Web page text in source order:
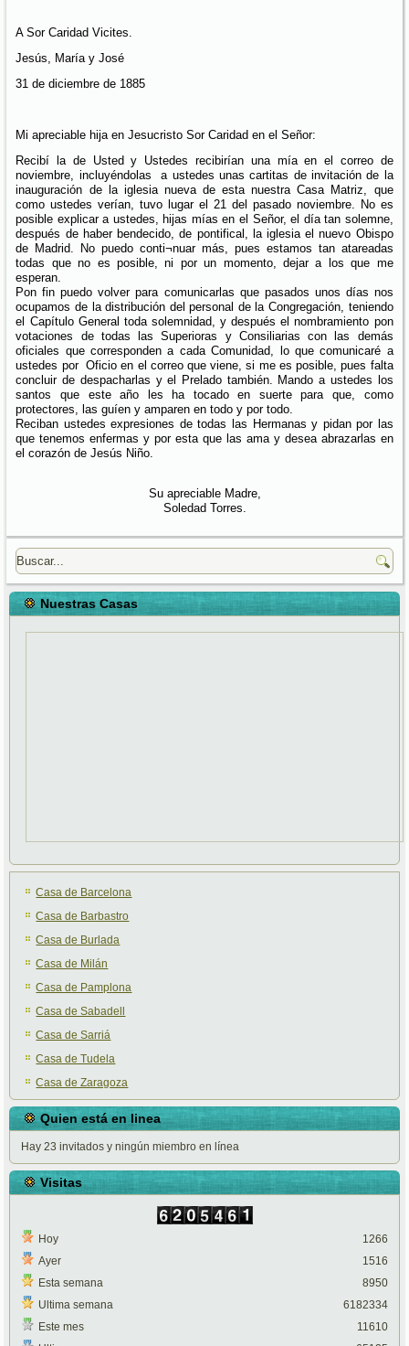
A Sor Caridad Vicites.
Jesús, María y José
31 de diciembre de 1885
Mi apreciable hija en Jesucristo Sor Caridad en el Señor:
Recibí la de Usted y Ustedes recibirían una mía en el correo de
noviembre, incluyéndolas a ustedes unas cartitas de invitación de la
inauguración de la iglesia nueva de esta nuestra Casa Matriz, que
como ustedes verían, tuvo lugar el 21 del pasado noviembre. No es
posible explicar a ustedes, hijas mías en el Señor, el día tan solemne,
después de haber bendecido, de pontifical, la iglesia el nuevo Obispo
de Madrid. No puedo conti¬nuar más, pues estamos tan atareadas
todas que no es posible, ni por un momento, dejar a los que me
esperan.
Pon fin puedo volver para comunicarlas que pasados unos días nos
ocupamos de la distribución del personal de la Congregación, teniendo
el Capítulo General toda solemnidad, y después el nombramiento pon
votaciones de todas las Superioras y Consiliarias con las demás
oficiales que corresponden a cada Comunidad, lo que comunicaré a
ustedes por Oficio en el correo que viene, si me es posible, pues falta
concluir de despacharlas y el Prelado también. Mando a ustedes los
santos que este año les ha tocado en suerte para que, como
protectores, las guíen y amparen en todo y por todo.
Reciban ustedes expresiones de todas las Hermanas y pidan por las
que tenemos enfermas y por esta que las ama y desea abrazarlas en
el corazón de Jesús Niño.
Su apreciable Madre,
Soledad Torres.
Nuestras Casas
Casa de Barcelona
Casa de Barbastro
Casa de Burlada
Casa de Milán
Casa de Pamplona
Casa de Sabadell
Casa de Sarriá
Casa de Tudela
Casa de Zaragoza
Quien está en linea
Hay 23 invitados y ningún miembro en línea
Visitas
Hoy
Ayer
Esta semana
Ultima semana
Este mes
1266
1516
8950
6182334
11610